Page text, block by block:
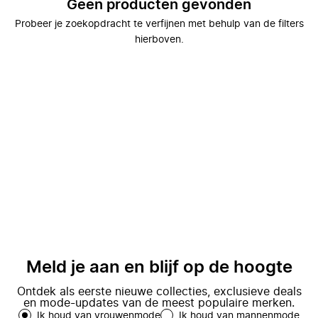
Geen producten gevonden
Probeer je zoekopdracht te verfijnen met behulp van de filters
hierboven.
Meld je aan en blijf op de hoogte
Ontdek als eerste nieuwe collecties, exclusieve deals
en mode-updates van de meest populaire merken.
Ik houd van vrouwenmode Ik houd van mannenmode